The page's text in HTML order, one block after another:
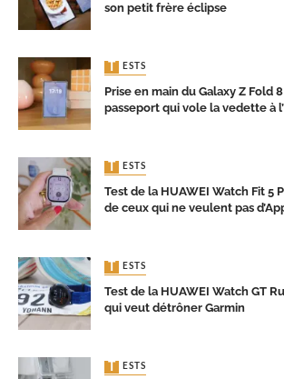
son petit frère éclipse
TESTS
Prise en main du Galaxy Z Fold
passeport qui vole la vedette à
TESTS
Test de la HUAWEI Watch Fit 5
de ceux qui ne veulent pas
TESTS
Test de la HUAWEI Watch GT
qui veut détrôner Garmin
TESTS